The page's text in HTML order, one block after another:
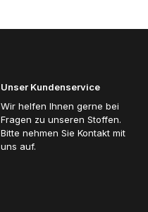
Unser Kundenservice
Wir helfen Ihnen gerne bei
Fragen zu unseren Stoffen.
Bitte nehmen Sie Kontakt mit
uns auf.